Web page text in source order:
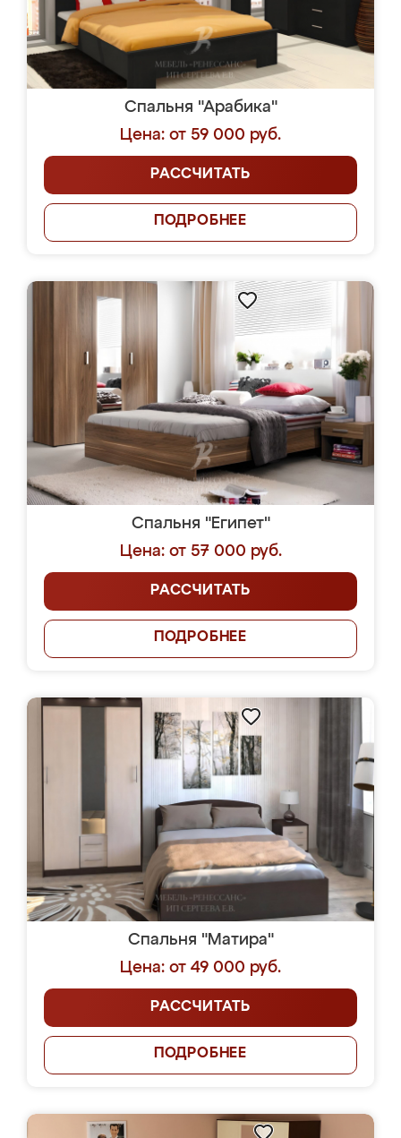
Спальня "Арабика"
Цена: от 59 000 руб.
РАССЧИТАТЬ
ПОДРОБНЕЕ
Спальня "Египет"
Цена: от 57 000 руб.
РАССЧИТАТЬ
ПОДРОБНЕЕ
Спальня "Матира"
Цена: от 49 000 руб.
РАССЧИТАТЬ
ПОДРОБНЕЕ